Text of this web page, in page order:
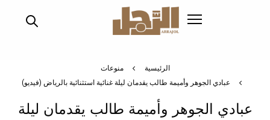
الرئيسية
منوعات
عبادي الجوهر وأميمة طالب يقدمان ليلة غنائية استثنائية بالرياض (فيديو)
عبادي الجوهر وأميمة طالب يقدمان ليلة